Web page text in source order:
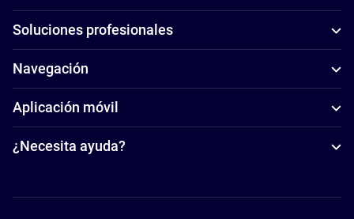
Soluciones profesionales
Navegación
Aplicación móvil
¿Necesita ayuda?